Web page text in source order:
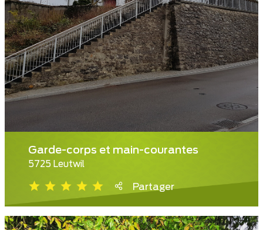
Garde-corps et main-courantes
5725 Leutwil
Partager